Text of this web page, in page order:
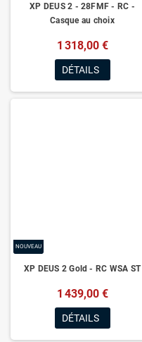
XP DEUS 2 - 28FMF - RC -
Casque au choix
1 318,00 €
DÉTAILS
NOUVEAU
XP DEUS 2 Gold - RC WSA ST
1 439,00 €
DÉTAILS